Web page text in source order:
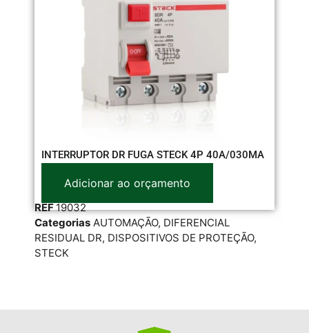
INTERRUPTOR DR FUGA STECK 4P 40A/030MA
Adicionar ao orçamento
REF19032
Categorias AUTOMAÇÃO, DIFERENCIAL
RESIDUAL DR, DISPOSITIVOS DE PROTEÇÃO,
STECK